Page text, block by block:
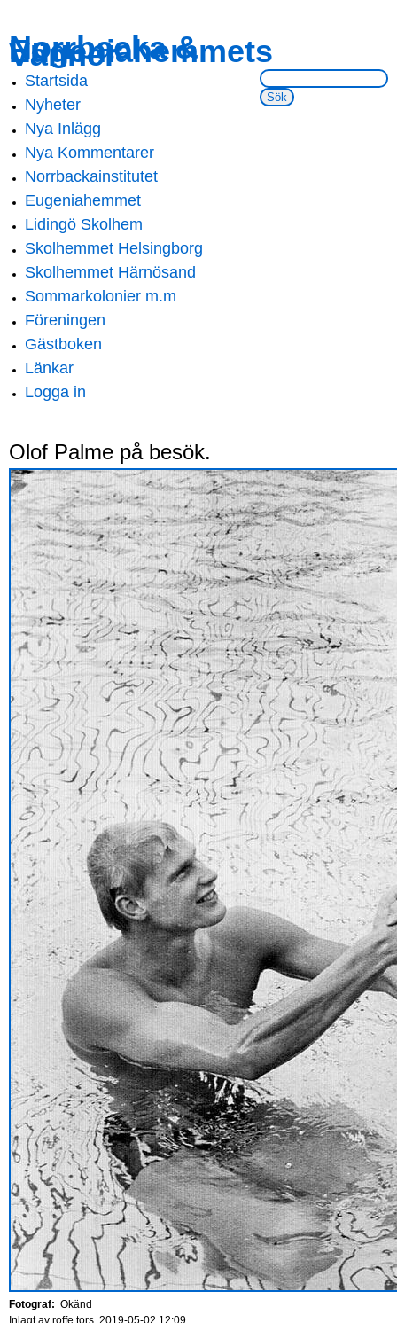
main
content
navigation
Norrbacka &
Eugeniahemmets
Vänner
Sök på webbsidan:
Main menu
Startsida
Nyheter
Nya Inlägg
Nya Kommentarer
Norrbackainstitutet
Eugeniahemmet
Lidingö Skolhem
Skolhemmet Helsingborg
Skolhemmet Härnösand
Sommarkolonier m.m
Föreningen
Gästboken
Länkar
Logga in
Olof Palme på besök.
Fotograf: Okänd
Inlagt av roffe tors, 2019-05-02 12:09